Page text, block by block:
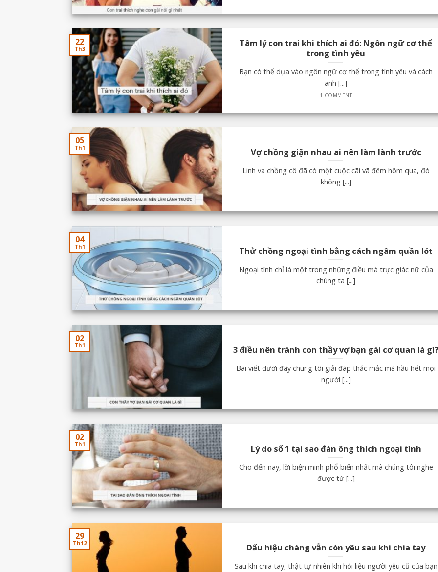
Tâm lý con trai khi thích ai đó: Ngôn ngữ cơ thể
trong tình yêu
Bạn có thể dựa vào ngôn ngữ cơ thể trong tình yêu và cách
anh [...]
1 COMMENT
22
Th3
Vợ chồng giận nhau ai nên làm lành trước
Linh và chồng cô đã có một cuộc cãi vã đêm hôm qua, đó
không [...]
05
Th1
Thử chồng ngoại tình bằng cách ngâm quần lót
Ngoại tình chỉ là một trong những điều mà trực giác nữ của
chúng ta [...]
04
Th1
3 điều nên tránh con thầy vợ bạn gái cơ quan là
Bài viết dưới đây chúng tôi giải đáp thắc mắc mà hầu hết mọi
người [...]
02
Th1
Lý do số 1 tại sao đàn ông thích ngoại tình
Cho đến nay, lời biện minh phổ biến nhất mà chúng tôi nghe
được từ [...]
02
Th1
Dấu hiệu chàng vẫn còn yêu sau khi chia tay
Sau khi chia tay, thật tự nhiên khi hỏi liệu người yêu cũ của bạn
29
Th12